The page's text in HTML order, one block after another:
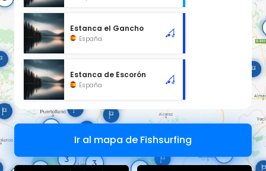
Estanca el Gancho
España
Estanca de Escorón
España
Ir al mapa de Fishsurfing